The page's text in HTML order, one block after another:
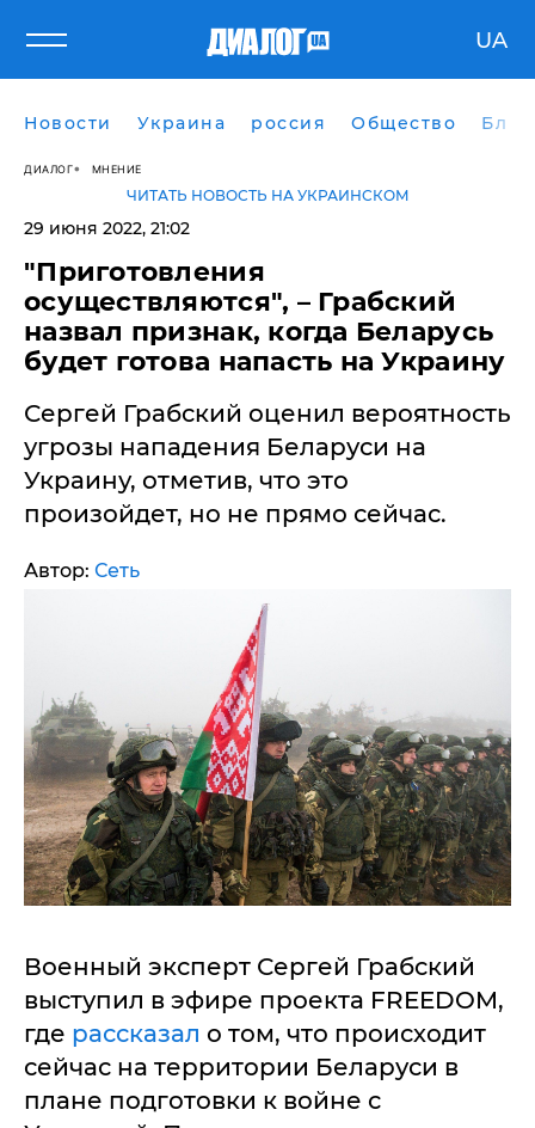
UA
Новости Украина россия Общество
ДИАЛОГ МНЕНИЕ
ЧИТАТЬ НОВОСТЬ НА УКРАИНСКОМ
29 июня 2022, 21:02
"Приготовления
осуществляются", – Грабский
назвал признак, когда Беларусь
будет готова напасть на Украину
Сергей Грабский оценил вероятность
угрозы нападения Беларуси на
Украину, отметив, что это
произойдет, но не прямо сейчас.
Автор: Сеть
Военный эксперт Сергей Грабский
выступил в эфире проекта FREEDOM,
где рассказал о том, что происходит
сейчас на территории Беларуси в
плане подготовки к войне с